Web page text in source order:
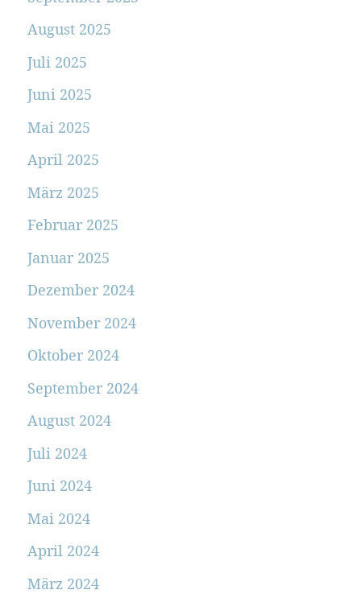
August 2025
Juli 2025
Juni 2025
Mai 2025
April 2025
März 2025
Februar 2025
Januar 2025
Dezember 2024
November 2024
Oktober 2024
September 2024
August 2024
Juli 2024
Juni 2024
Mai 2024
April 2024
März 2024